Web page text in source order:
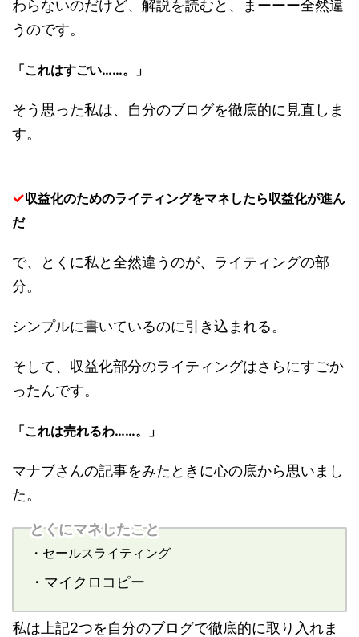
わらないのだけど、解説を読むと、まーーー全然違
うのです。
「これはすごい……。」
そう思った私は、自分のブログを徹底的に見直しま
す。
✓収益化のためのライティングをマネしたら収益化が進ん
だ
で、とくに私と全然違うのが、ライティングの部
分。
シンプルに書いているのに引き込まれる。
そして、収益化部分のライティングはさらにすごか
ったんです。
「これは売れるわ……。」
マナブさんの記事をみたときに心の底から思いまし
た。
とくにマネしたこと
・セールスライティング
・マイクロコピー
私は上記2つを自分のブログで徹底的に取り入れま